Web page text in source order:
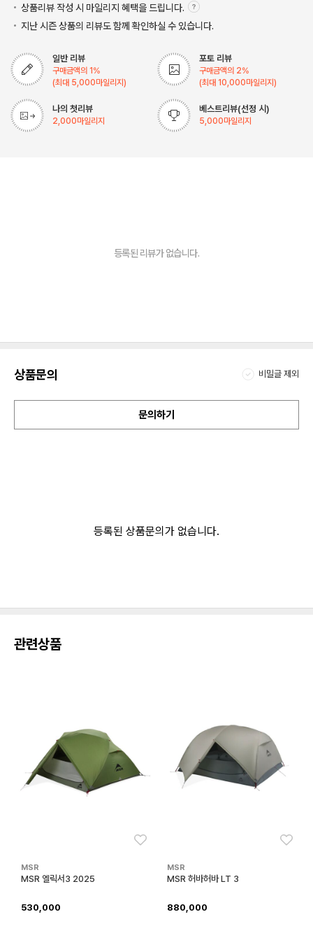
상품리뷰 작성 시 마일리지 혜택을 드립니다.
지난 시즌 상품의 리뷰도 함께 확인하실 수 있습니다.
일반 리뷰
구매금액의 1%
(최대 5,000마일리지)
포토 리뷰
구매금액의 2%
(최대 10,000마일리지)
나의 첫리뷰
2,000마일리지
베스트리뷰(선정 시)
5,000마일리지
등록된 리뷰가 없습니다.
상품문의 비밀글 제외
문의하기
등록된 상품문의가 없습니다.
관련상품
MSR
MSR 엘릭서3 2025
530,000
MSR
MSR 허바허바 LT 3
880,000